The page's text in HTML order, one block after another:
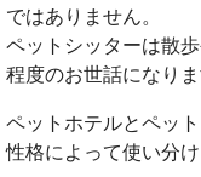
ではありません。
ペットシッターは散
程度のお世話になりま
ペットホテルとペッ
性格によって使い分け